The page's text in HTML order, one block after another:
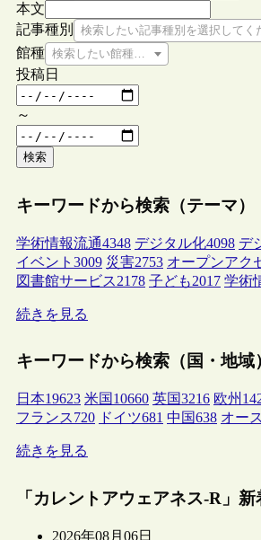
本文
記事種別
検索したい記事種別を選択してく
館種 検索したい館種を選択してください
投稿日
～
検索
キーワードから検索（テーマ）
学術情報流通4348 デジタル化4098 デ
イベント 3009 災害2753 オープンアク
図書館サービス2178 子ども2017 学術
続きを見る
キーワードから検索（国・地域
日本19623 米国 10660 英国3216 欧州
フランス720 ドイツ681 中国638 オー
続きを見る
「カレントアウェアネス-R」
2026年08月06日